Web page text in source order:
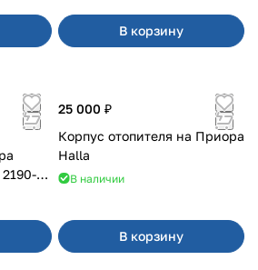
В корзину
25 000 ₽
Корпус отопителя на Приора
Halla
В наличии
В корзину